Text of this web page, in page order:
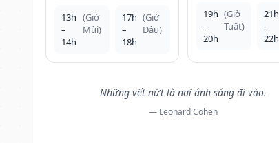
13h
–
14h
(Giờ
Mùi)
17h
–
18h
(Giờ
Dậu)
19h
–
20h
(Giờ
Tuất)
21h
–
22h
Những vết nứt là nơi ánh sáng đi vào.
— Leonard Cohen